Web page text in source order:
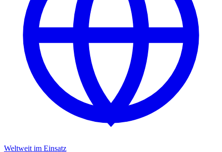
Weltweit im Einsatz